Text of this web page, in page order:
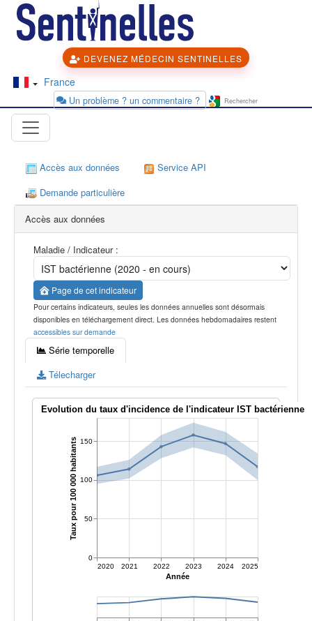
DEVENEZ MÉDECIN SENTINELLES
France
Un problème ? un commentaire ?
Accès aux données
Service API
Demande particulière
Accès aux données
Maladie / Indicateur :
Page de cet indicateur
Pour certains indicateurs, seules les données annuelles sont désormais
disponibles en téléchargement direct. Les données hebdomadaires restent
accessibles sur demande
Série temporelle
Télecharger
2020 2021 2022 2023 2024 2025
Année
0
50
100
150
Taux pour 100 000 habitants
Evolution du taux d'incidence de l'indicateur IST bactérienne